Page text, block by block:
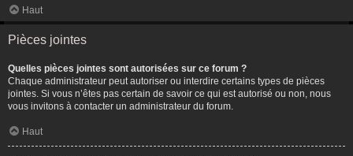
Haut
Pièces jointes
Quelles pièces jointes sont autorisées sur ce forum ?
Chaque administrateur peut autoriser ou interdire certains types de pièces
jointes. Si vous n’êtes pas certain de savoir ce qui est autorisé ou non, nous
vous invitons à contacter un administrateur du forum.
Haut